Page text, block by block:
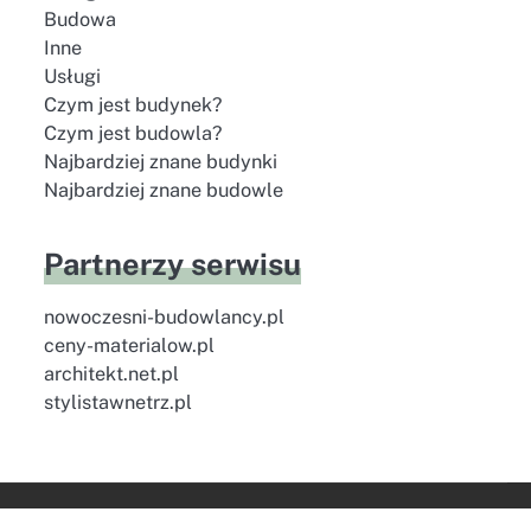
Budowa
Inne
Usługi
Czym jest budynek?
Czym jest budowla?
Najbardziej znane budynki
Najbardziej znane budowle
Partnerzy serwisu
nowoczesni-budowlancy.pl
ceny-materialow.pl
architekt.net.pl
stylistawnetrz.pl